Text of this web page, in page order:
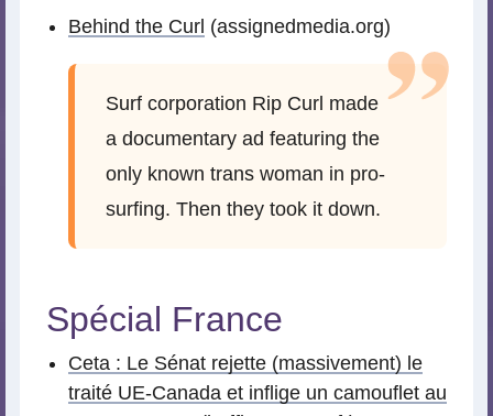
Behind the Curl (assignedmedia.org)
Surf corporation Rip Curl made
a documentary ad featuring the
only known trans woman in pro-
surfing. Then they took it down.
Spécial France
Ceta : Le Sénat rejette (massivement) le
traité UE-Canada et inflige un camouflet au